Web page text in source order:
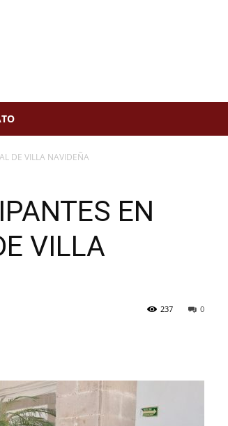
DE VILLA NAVIDEÑA
EN
VILLA
0
237